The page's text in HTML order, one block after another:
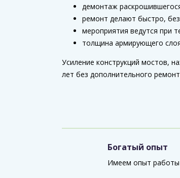
демонтаж
ремонт делают быстро,
мероприятия ведутся при
толщина армирующего
Усиление конструкций мостов,
лет без дополнительного
Богатый опыт
Имеем опыт работы